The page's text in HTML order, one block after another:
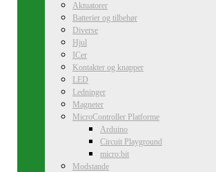
Aktuatorer
Batterier og tilbehør
Diverse
Hjul
ICer
Kontakter og knapper
LED
Ledninger
Magneter
MicroController Platforme
Arduino
Circuit Playground
micro:bit
Modstande